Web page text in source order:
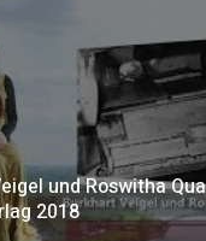
und Roswitha
2018